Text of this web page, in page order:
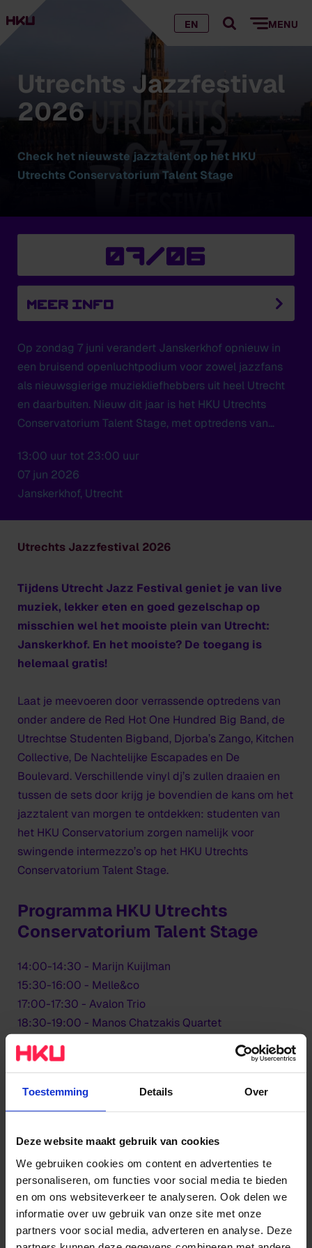
Toestemming Details Over
Deze website maakt gebruik van cookies
We gebruiken cookies om content en advertenties te
personaliseren, om functies voor social media te bieden
en om ons websiteverkeer te analyseren. Ook delen we
informatie over uw gebruik van onze site met onze
partners voor social media, adverteren en analyse. Deze
EN MENU
Utrechts Jazzfestival
2026
Check het nieuwste jazztalent op het HKU
Utrechts Conservatorium Talent Stage
07/06
Meer info
Op zondag 7 juni verandert Janskerkhof opnieuw in
een bruisend openluchtpodium voor zowel jazzfans
als nieuwsgierige muziekliefhebbers uit heel Utrecht
en daarbuiten. Nieuw dit jaar is het HKU Utrechts
Conservatorium Talent Stage, met optredens van
13:00 uur tot 23:00 uur
07 jun 2026
Janskerkhof, Utrecht
Utrechts Jazzfestival 2026
Tijdens Utrecht Jazz Festival geniet je van live
muziek, lekker eten en goed gezelschap op
misschien wel het mooiste plein van Utrecht:
Janskerkhof. En het mooiste? De toegang is
helemaal gratis!
Laat je meevoeren door verrassende optredens van
onder andere de Red Hot One Hundred Big Band, de
Utrechtse Studenten Bigband, Djorba’s Zango, Kitchen
Collective, De Nachtelijke Escapades en De
Boulevard. Verschillende vinyl dj’s zullen draaien en
tussen de sets door krijg je bovendien de kans om het
jazztalent van morgen te ontdekken: studenten van
het HKU Conservatorium zorgen namelijk voor
swingende intermezzo’s op het HKU Utrechts
Conservatorium Talent Stage.
Programma HKU Utrechts
Conservatorium Talent Stage
14:00-14:30 - Marijn Kuijlman
15:30-16:00 - Melle&co
17:00-17:30 - Avalon Trio
18:30-19:00 - Manos Chatzakis Quartet
20:00-20:30 - Bistro